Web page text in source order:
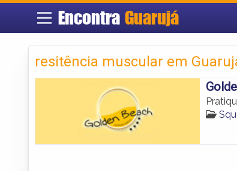
EncontraGuarujá
resitência muscular em